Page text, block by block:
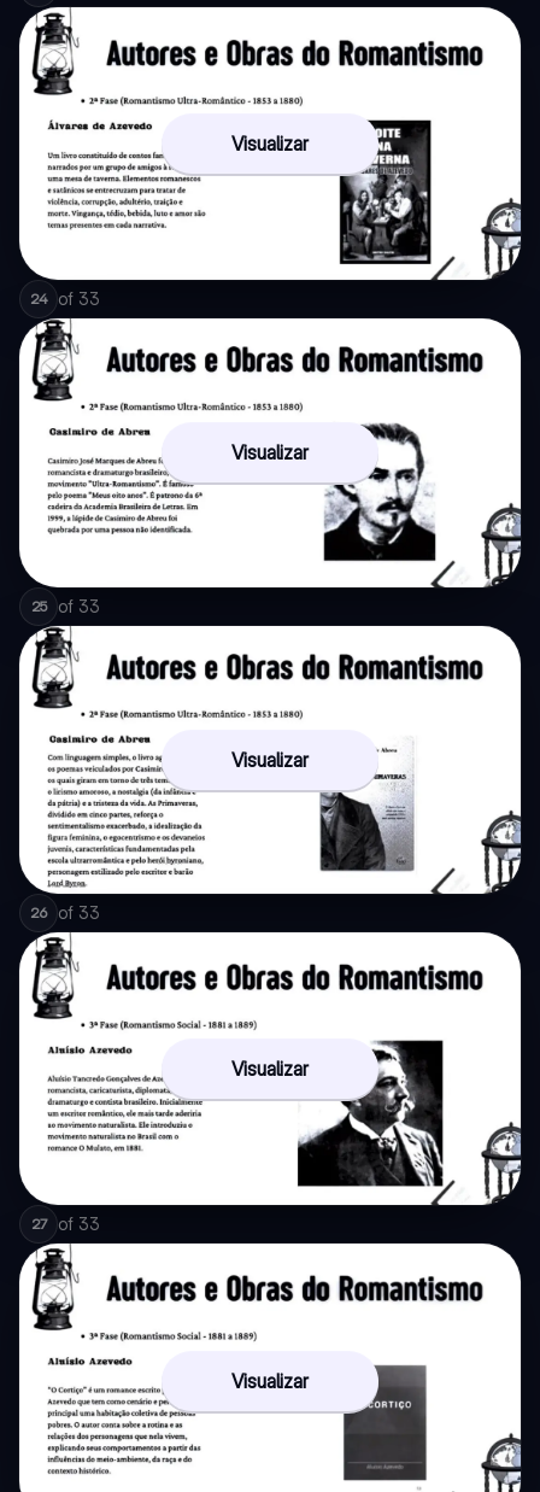
Visualizar
24 of 33
Visualizar
25 of 33
Visualizar
26 of 33
Visualizar
27 of 33
Visualizar